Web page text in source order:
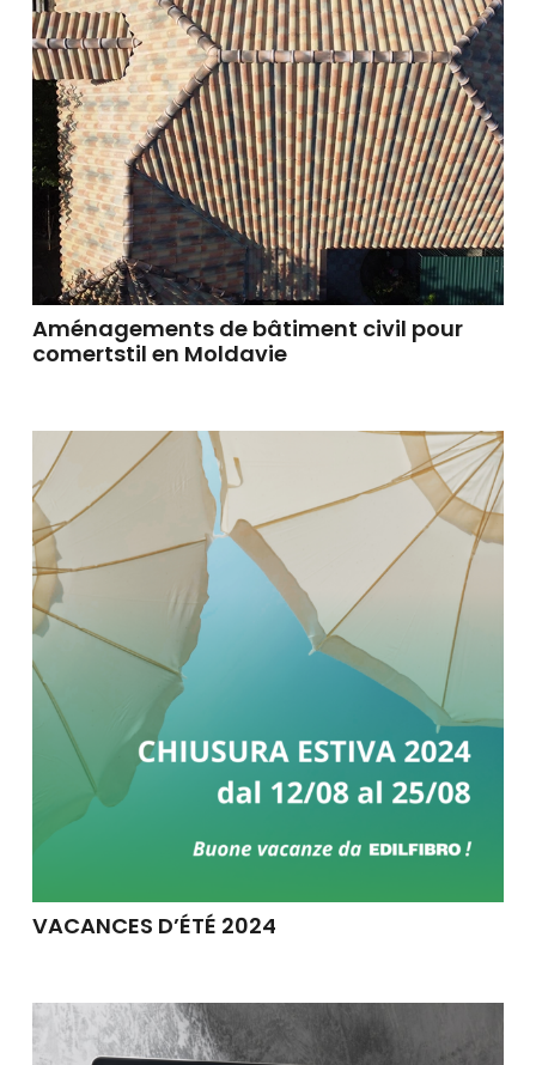
Aménagements de bâtiment civil pour
comertstil en Moldavie
VACANCES D’ÉTÉ 2024